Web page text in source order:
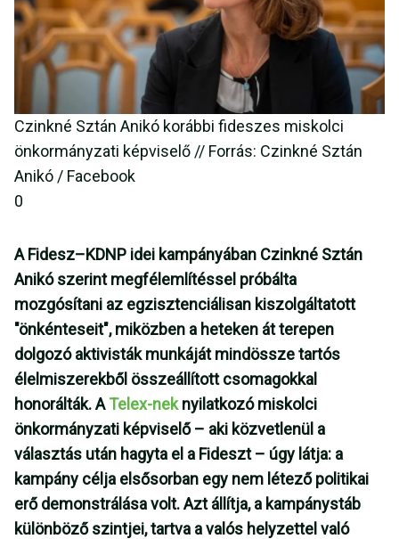
Czinkné Sztán Anikó korábbi fideszes miskolci
önkormányzati képviselő // Forrás: Czinkné Sztán
Anikó / Facebook
0
A Fidesz–KDNP idei kampányában Czinkné Sztán
Anikó szerint megfélemlítéssel próbálta
mozgósítani az egzisztenciálisan kiszolgáltatott
"önkénteseit", miközben a heteken át terepen
dolgozó aktivisták munkáját mindössze tartós
élelmiszerekből összeállított csomagokkal
honorálták. ATelex-neknyilatkozó miskolci
önkormányzati képviselő – aki közvetlenül a
választás után hagyta el a Fideszt – úgy látja: a
kampány célja elsősorban egy nem létező politikai
erő demonstrálása volt. Azt állítja, a kampánystáb
különböző szintjei, tartva a valós helyzettel való